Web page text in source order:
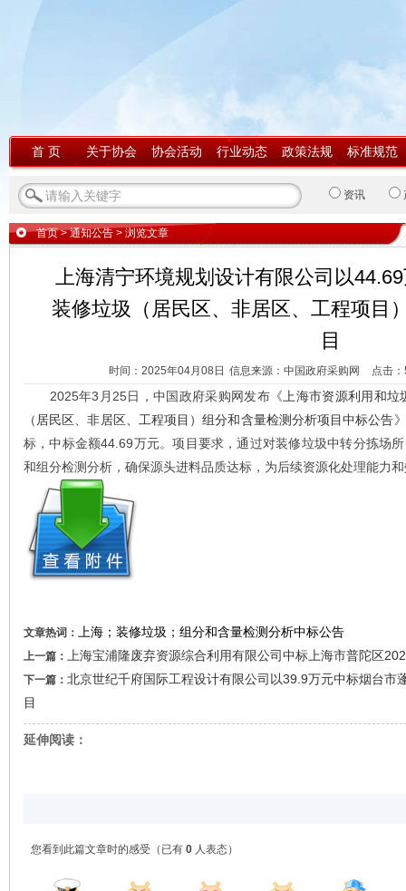
首 页 关于协会 协会活动 行业动态 政策法规 标准规范
资讯
首页>通知公告 > 浏览文章
上海清宁环境规划设计有限公司以
装修垃圾（居民区、非居区、工程项目
目
时间：2025年04月08日 信息来源：中国政府采购网 点击：
2025年3月25日，中国政府采购网发布《 上海市资源利用和
（居民区、非居区、工程项目）组分和含量检测分析项目中标公告
标，中标金额44.69万元。项目要求，通过对装修垃圾中转分拣场
和组分检测分析，确保源头进料品质达标，为后续资源化处理能力
文章热词： 上海；装修垃圾；组分和含量检测分析中标公告
上一篇： 上海宝浦隆废弃资源综合利用有限公司中标上海市普陀区
下一篇： 北京世纪千府国际工程设计有限公司以39.9万元中标烟台市
目
延伸阅读：
您看到此篇文章时的感受 （已有 0 人表态）